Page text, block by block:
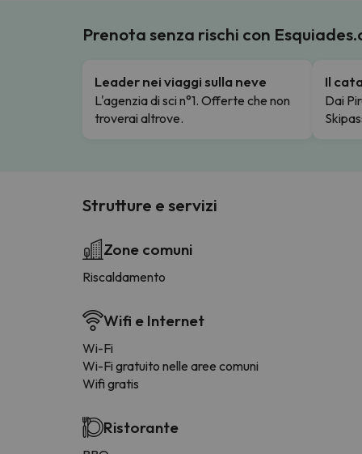
Prenota senza rischi con
Leader nei viaggi sulla neve
L'agenzia di sci n°1. Offerte che non
troverai altrove.
Il
Dai
Strutture e servizi
Zone comuni
Riscaldamento
Wifi e Internet
Wi-Fi
Wi-Fi gratuito nelle aree comuni
Wifi gratis
Ristorante